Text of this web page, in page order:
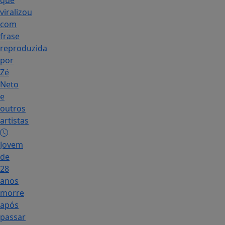
viralizou
com
frase
reproduzida
por
Zé
Neto
e
outros
artistas
Jovem
de
28
anos
morre
após
passar